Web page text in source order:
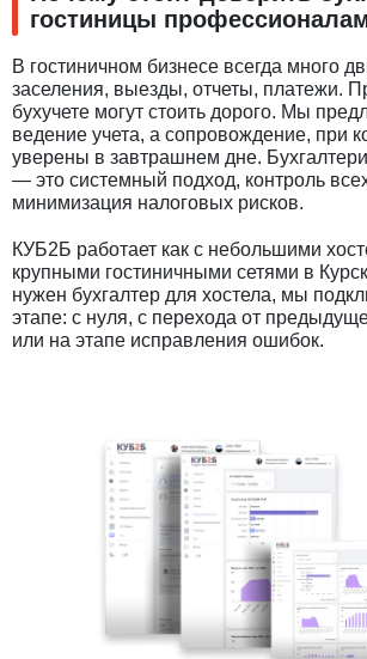
гостиницы
В гостиничном бизнесе всегда много
заселения, выезды, отчеты, платежи.
бухучете могут стоить дорого. Мы
ведение учета, а сопровождение, при
уверены в завтрашнем дне.
— это системный подход, контроль
минимизация налоговых рисков.
КУБ2Б работает как с небольшими
крупными гостиничными сетями в
нужен бухгалтер для хостела, мы
этапе: с нуля, с перехода от
или на этапе исправления ошибок.